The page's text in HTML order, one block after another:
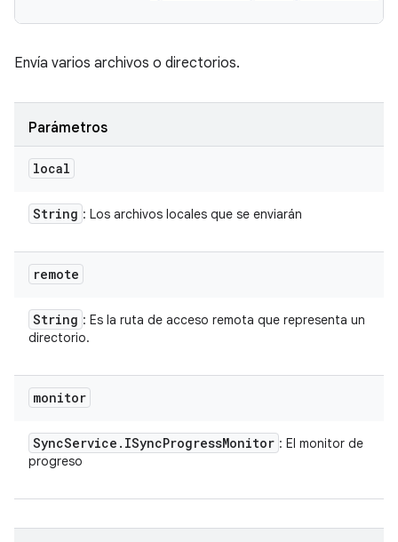
Envía varios archivos o directorios.
Parámetros
local
String : Los archivos locales que se enviarán
remote
String : Es la ruta de acceso remota que representa un
directorio.
monitor
SyncService . ISyncProgressMonitor : El monitor de
progreso